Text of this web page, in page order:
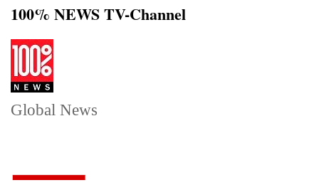
100% NEWS TV-Channel
Global News